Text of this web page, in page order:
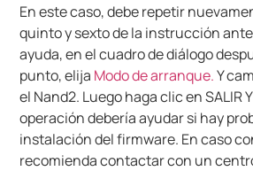
En este caso, debe repetir
quinto y sexto de la instrucción
ayuda, en el cuadro de diálogo
punto, elija Modo de arranque.Y
el Nand2. Luego haga clic en SALIR
operación debería ayudar si hay
instalación del firmware. En caso
recomienda contactar con un